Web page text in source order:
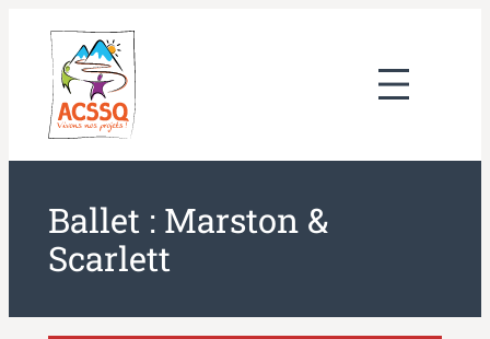
contenu
Ballet : Marston &
Scarlett